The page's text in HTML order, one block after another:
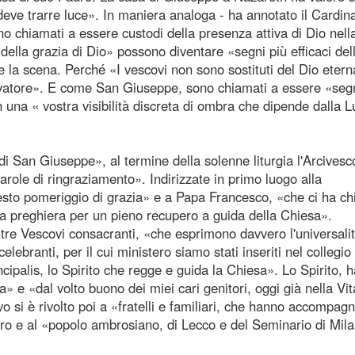
trarre luce». In maniera analoga - ha annotato il
chiamati a essere custodi della presenza attiva di Dio
grazia di Dio» possono diventare «segni più efficaci
scena. Perché «I vescovi non sono sostituti del Dio
E come San Giuseppe, sono chiamati a essere
« vostra visibilità discreta di ombra che dipende dalla
San Giuseppe», al termine della solenne liturgia
di ringraziamento». Indirizzate in primo luogo alla
pomeriggio di grazia» e a Papa Francesco, «che ci ha
per un pieno recupero a guida della Chiesa».
Vescovi consacranti, «che esprimono davvero
per il cui ministero siamo stati inseriti nel collegio
lo Spirito che regge e guida la Chiesa». Lo Spirito,
e «dal volto buono dei miei cari genitori, oggi già nella
si è rivolto poi a «fratelli e familiari, che hanno
e al «popolo ambrosiano, di Lecco e del Seminario di